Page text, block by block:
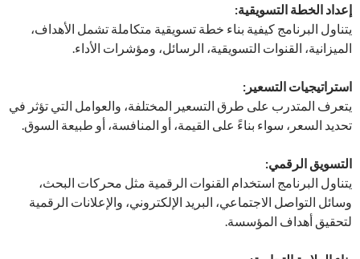
إعداد الخطة التسويقية:
يتناول البرنامج كيفية بناء خطة تسويقية متكاملة تشمل الأهداف،
الميزانية، القنوات التسويقية، الرسائل، ومؤشرات الأداء.
استراتيجيات التسعير:
يتعرف المتدرب على طرق التسعير المختلفة، والعوامل التي تؤثر في
تحديد السعر، سواء بناءً على القيمة، أو المنافسة، أو طبيعة السوق.
التسويق الرقمي:
يتناول البرنامج استخدام القنوات الرقمية مثل محركات البحث،
وسائل التواصل الاجتماعي، البريد الإلكتروني، والإعلانات الرقمية
لتحقيق أهداف المؤسسة.